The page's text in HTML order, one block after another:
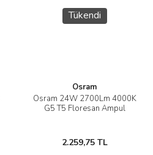
Tükendi
Osram
Osram 24W 2700Lm 4000K
G5 T5 Floresan Ampul
2.259,75 TL